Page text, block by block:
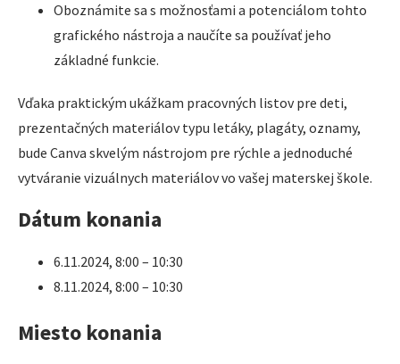
Oboznámite sa s možnosťami a potenciálom tohto
grafického nástroja a naučíte sa používať jeho
základné funkcie.
Vďaka praktickým ukážkam pracovných listov pre deti,
prezentačných materiálov typu letáky, plagáty, oznamy,
bude Canva skvelým nástrojom pre rýchle a jednoduché
vytváranie vizuálnych materiálov vo vašej materskej škole.
Dátum konania
6.11.2024, 8:00 – 10:30
8.11.2024, 8:00 – 10:30
Miesto konania